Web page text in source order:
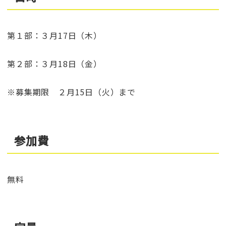
第１部：３月17日（木）
第２部：３月18日（金）
※募集期限 ２月15日（火）まで
参加費
無料